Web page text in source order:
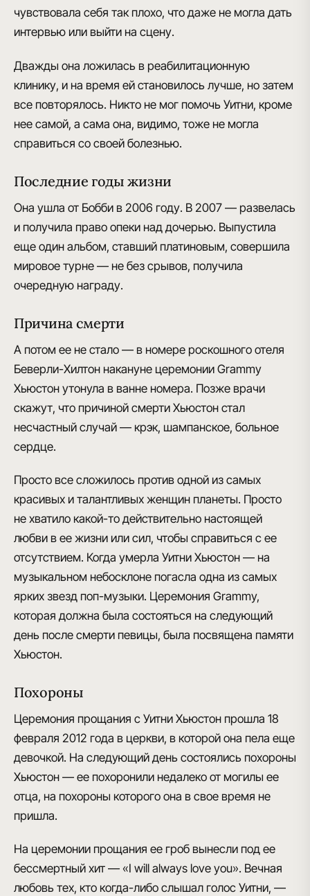
чувствовала себя так плохо, что даже не могла дать
интервью или выйти на сцену.
Дважды она ложилась в реабилитационную
клинику, и на время ей становилось лучше, но затем
все повторялось. Никто не мог помочь Уитни, кроме
нее самой, а сама она, видимо, тоже не могла
справиться со своей болезнью.
Последние годы жизни
Она ушла от Бобби в 2006 году. В 2007 — развелась
и получила право опеки над дочерью. Выпустила
еще один альбом, ставший платиновым, совершила
мировое турне — не без срывов, получила
очередную награду.
Причина смерти
А потом ее не стало — в номере роскошного отеля
Беверли-Хилтон накануне церемонии Grammy
Хьюстон утонула в ванне номера. Позже врачи
скажут, что причиной смерти Хьюстон стал
несчастный случай — крэк, шампанское, больное
сердце.
Просто все сложилось против одной из самых
красивых и талантливых женщин планеты. Просто
не хватило какой-то действительно настоящей
любви в ее жизни или сил, чтобы справиться с ее
отсутствием. Когда умерла Уитни Хьюстон — на
музыкальном небосклоне погасла одна из самых
ярких звезд поп-музыки. Церемония Grammy,
которая должна была состояться на следующий
день после смерти певицы, была посвящена памяти
Хьюстон.
Похороны
Церемония прощания с Уитни Хьюстон прошла 18
февраля 2012 года в церкви, в которой она пела еще
девочкой. На следующий день состоялись похороны
Хьюстон — ее похоронили недалеко от могилы ее
отца, на похороны которого она в свое время не
пришла.
На церемонии прощания ее гроб вынесли под ее
бессмертный хит — «I will always love you». Вечная
любовь тех, кто когда-либо слышал голос Уитни, —